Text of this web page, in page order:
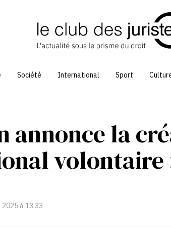
Société International Sport
annonce la
volontaire
à 13:33